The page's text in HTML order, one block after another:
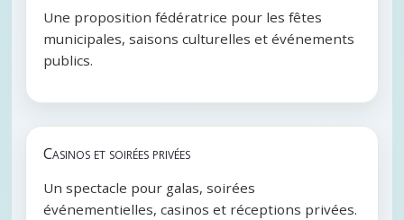
Une proposition fédératrice pour les fêtes
municipales, saisons culturelles et événements
publics.
Casinos et soirées privées
Un spectacle pour galas, soirées
événementielles, casinos et réceptions privées.